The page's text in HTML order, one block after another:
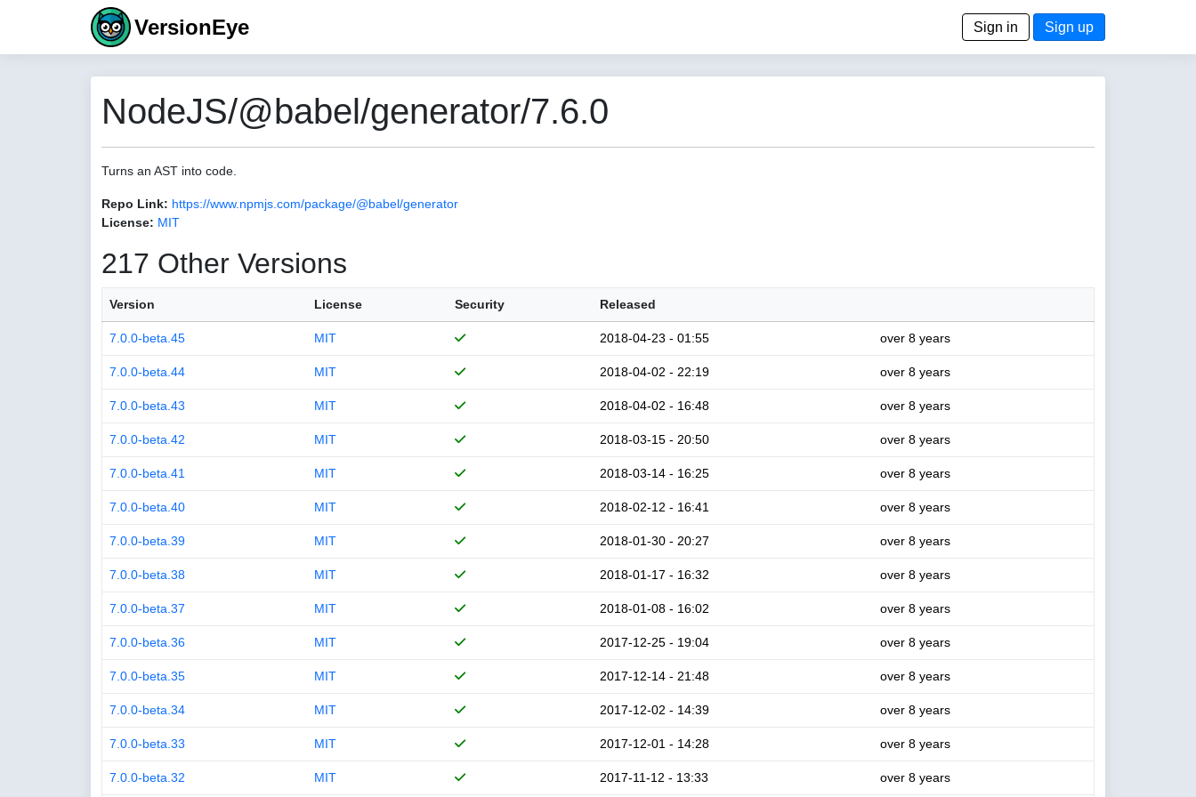
VersionEye Sign in Sign up
NodeJS/@babel/generator/7.6.0
Turns an AST into code.
Repo Link: https://www.npmjs.com/package/@babel/generator
License: MIT
217 Other Versions
Version License Security Released
7.0.0-beta.45 MIT 2018-04-23 - 01:55 over 8 years
7.0.0-beta.44 MIT 2018-04-02 - 22:19 over 8 years
7.0.0-beta.43 MIT 2018-04-02 - 16:48 over 8 years
7.0.0-beta.42 MIT 2018-03-15 - 20:50 over 8 years
7.0.0-beta.41 MIT 2018-03-14 - 16:25 over 8 years
7.0.0-beta.40 MIT 2018-02-12 - 16:41 over 8 years
7.0.0-beta.39 MIT 2018-01-30 - 20:27 over 8 years
7.0.0-beta.38 MIT 2018-01-17 - 16:32 over 8 years
7.0.0-beta.37 MIT 2018-01-08 - 16:02 over 8 years
7.0.0-beta.36 MIT 2017-12-25 - 19:04 over 8 years
7.0.0-beta.35 MIT 2017-12-14 - 21:48 over 8 years
7.0.0-beta.34 MIT 2017-12-02 - 14:39 over 8 years
7.0.0-beta.33 MIT 2017-12-01 - 14:28 over 8 years
7.0.0-beta.32 MIT 2017-11-12 - 13:33 over 8 years